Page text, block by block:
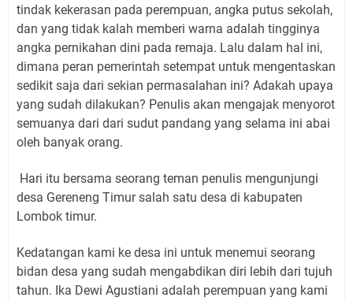
tindak kekerasan pada perempuan, angka putus sekolah,
dan yang tidak kalah memberi warna adalah tingginya
angka pernikahan dini pada remaja. Lalu dalam hal ini,
dimana peran pemerintah setempat untuk mengentaskan
sedikit saja dari sekian permasalahan ini? Adakah upaya
yang sudah dilakukan? Penulis akan mengajak menyorot
semuanya dari dari sudut pandang yang selama ini abai
oleh banyak orang.
Hari itu bersama seorang teman penulis mengunjungi
desa Gereneng Timur salah satu desa di kabupaten
Lombok timur.
Kedatangan kami ke desa ini untuk menemui seorang
bidan desa yang sudah mengabdikan diri lebih dari tujuh
tahun. Ika Dewi Agustiani adalah perempuan yang kami